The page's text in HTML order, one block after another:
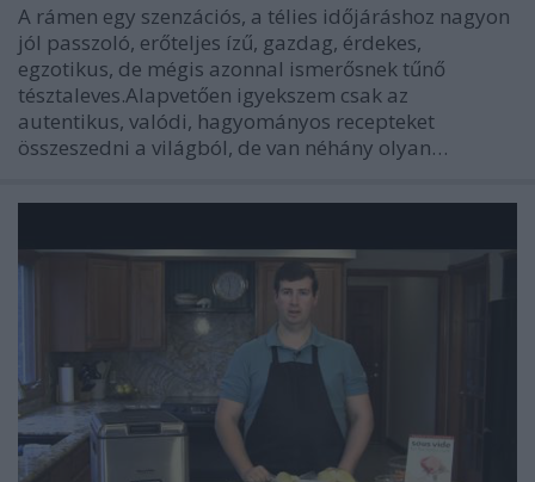
A rámen egy szenzációs, a télies időjáráshoz nagyon
jól passzoló, erőteljes ízű, gazdag, érdekes,
egzotikus, de mégis azonnal ismerősnek tűnő
tésztaleves.Alapvetően igyekszem csak az
autentikus, valódi, hagyományos recepteket
összeszedni a világból, de van néhány olyan…